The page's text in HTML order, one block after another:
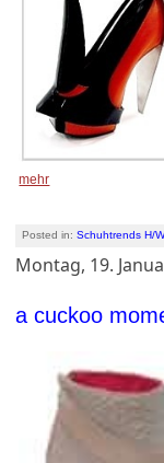
mehr
Posted in:Schuhtrends H/
Montag, 19.
a cuckoo